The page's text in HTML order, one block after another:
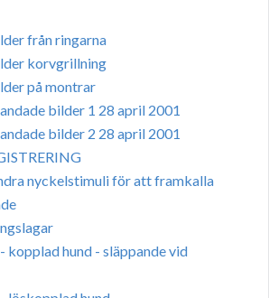
från ringarna
korvgrillning
på montrar
bilder 1 28 april 2001
bilder 2 28 april 2001
nyckelstimuli för att framkalla
hund - släppande vid